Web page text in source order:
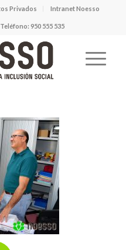
Privados Intranet Noesso
950 555 535